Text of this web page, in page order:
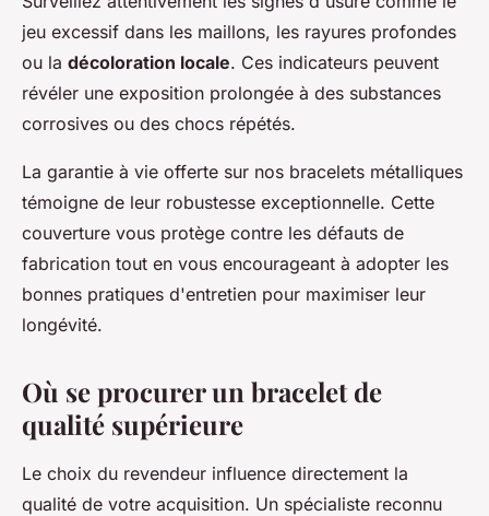
jeu excessif dans les maillons, les rayures profondes
ou la décoloration locale. Ces indicateurs peuvent
révéler une exposition prolongée à des substances
corrosives ou des chocs répétés.
La garantie à vie offerte sur nos bracelets métalliques
témoigne de leur robustesse exceptionnelle. Cette
couverture vous protège contre les défauts de
fabrication tout en vous encourageant à adopter les
bonnes pratiques d'entretien pour maximiser leur
longévité.
Où se procurer un bracelet de
qualité supérieure
Le choix du revendeur influence directement la
qualité de votre acquisition. Un spécialiste reconnu